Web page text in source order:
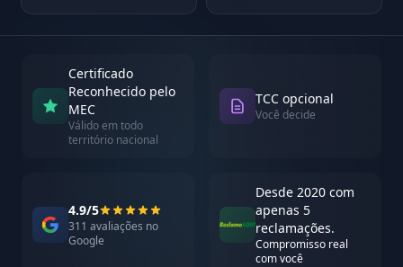
Certificado
Reconhecido pelo
MEC
Válido em todo
território nacional
TCC opcional
Você decide
4.9/5
311 avaliações no
Google
Desde 2020 com
apenas 5
reclamações.
Compromisso real
com você